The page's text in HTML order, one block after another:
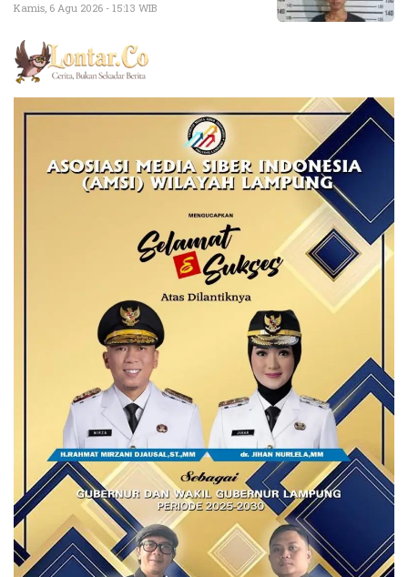
Kamis, 6 Agu 2026 - 15:13 WIB